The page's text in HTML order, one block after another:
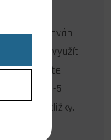
konstruován
jej lze využít
použijte
rozmezí 4-5
překližky.